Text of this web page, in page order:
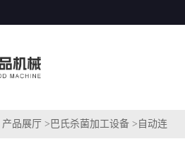
产品展厅 > 巴氏杀菌加工设备 > 自动连